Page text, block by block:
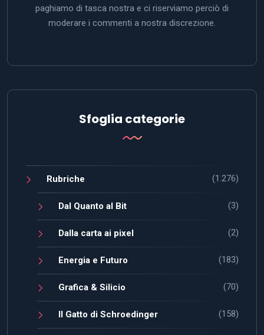
paghiamo di tasca nostra e ci riserviamo perciò di
moderare i commenti a nostra discrezione.
Sfoglia categorie
Rubriche (1.276)
Dal Quanto al Bit (3)
Dalla carta ai pixel (2)
Energia e Futuro (183)
Grafica & Silicio (70)
Il Gatto di Schroedinger (158)